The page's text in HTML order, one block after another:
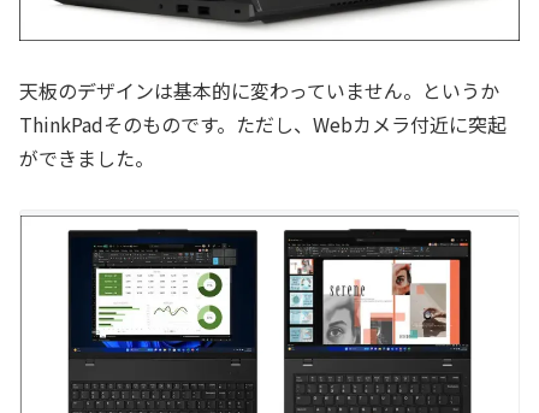
天板のデザインは基本的に変わっていません。というか
ThinkPadそのものです。ただし、Webカメラ付近に突起
ができました。